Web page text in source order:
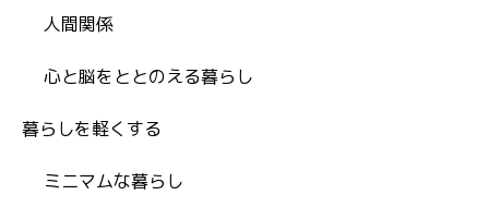
人間関係
心と脳をととのえる暮らし
暮らしを軽くする
ミニマムな暮らし